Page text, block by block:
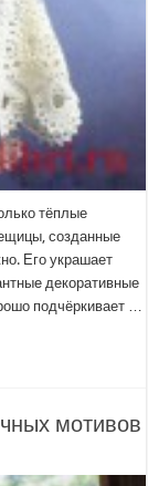
тёплые
созданные
Его украшает
декоративные
подчёркивает …
мотивов